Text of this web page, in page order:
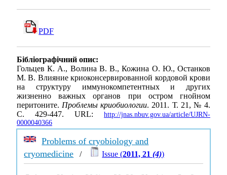
PDF
Бібліографічний опис:
Гольцев К. А., Волина В. В., Кожина О. Ю., Останков
М. В. Влияние криоконсервированной кордовой крови
на структуру иммунокомпетентных и других
жизненно важных органов при остром гнойном
перитоните.Проблемы криобиологии. 2011. Т. 21, № 4.
С. 429-447. URL: http://jnas.nbuv.gov.ua/article/UJRN-
0000040366
Problems of cryobiology and
cryomedicine / Issue (2011, 21(4))